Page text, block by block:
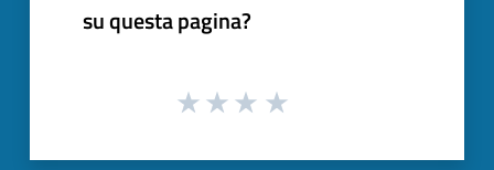
su questa pagina?